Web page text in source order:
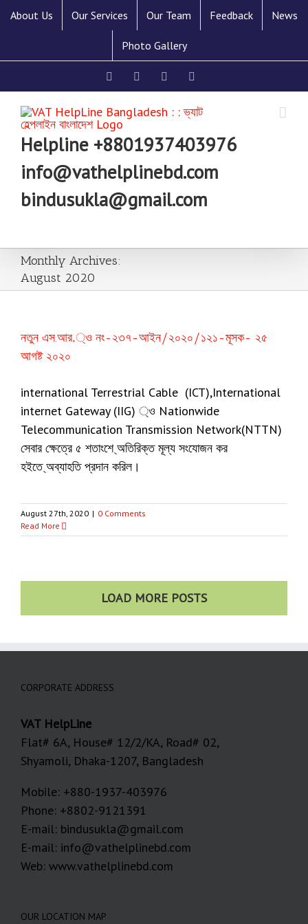
About Us Our Services Our Team Feedback News
Photo Gallery
FacebookLinkedinTwitter
Helpline +8801937403976
info@vathelplinebd.com
bindusukla@gmail.com
Monthly Archives:
August 2020
নতুন এস.আর.্ও নং-২৩৭-আইন/২০২০/১২১-মূসক- ২৫
আগষ্ট ২০২০
international Terrestrial Cable (ICT),International
internet Gateway (IIG) ্ও Nationwide
Telecommunication Transmission Network(NTTN)
সেবার ক্ষেত্রে ৫ শতাংশে ্অতিরিক্ত মূল্য সংযোজন কর
হইতে ্অব্যাহতি প্রদান করিল।
August 27th, 2020 | 0 Comments
Read More
LOAD MORE POSTS
CORPORATE ADDRESS
VAT HelpLine
Flat# 6A, House# 12/2/KA, Road# 02,
Shyamoli, Dhaka-1207, Bangladesh
Mobile: +880-1937-403976
Phone: +8802-9121391
E-mail: bindusukla@gmail.com
E-mail: info@vathelplinebd.com
Web: www.vathelplinebd.com
OUR LOCATION MAP